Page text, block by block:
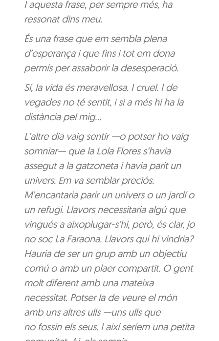
I aquesta frase, per sempre més, ha
ressonat dins meu.
És una frase que em sembla plena
d’esperança i que fins i tot em dona
permís per assaborir la desesperació.
Sí, la vida és meravellosa. I cruel. I de
vegades no té sentit, i si a més hi ha la
distància pel mig…
L’altre dia vaig sentir —o potser ho vaig
somniar— que la Lola Flores s’havia
assegut a la gatzoneta i havia parit un
univers. Em va semblar preciós.
M’encantaria parir un univers o un jardí o
un refugi. Llavors necessitaria algú que
vingués a aixoplugar-s’hi, però, és clar, jo
no soc La Faraona. Llavors qui hi vindria?
Hauria de ser un grup amb un objectiu
comú o amb un plaer compartit. O gent
molt diferent amb una mateixa
necessitat. Potser la de veure el món
amb uns altres ulls —uns ulls que
no fossin els seus. I així seríem una petita